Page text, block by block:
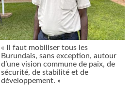
« Il faut mobiliser tous les
Burundais, sans exception, autour
d’une vision commune de paix, de
sécurité, de stabilité et de
développement. »